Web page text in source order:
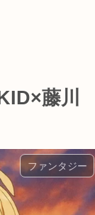
藤川
ファンタジー